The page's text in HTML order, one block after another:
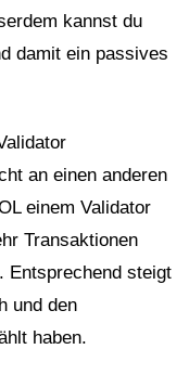
kannst du
damit ein passives
an einen anderen
einem Validator
Transaktionen
Entsprechend steigt
und den
haben.